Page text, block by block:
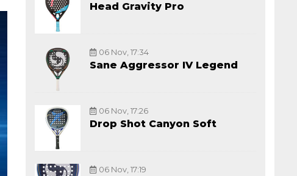
Head Gravity Pro
06 Nov, 17:34
Sane Aggressor IV Legend
06 Nov, 17:26
Drop Shot Canyon Soft
06 Nov, 17:19